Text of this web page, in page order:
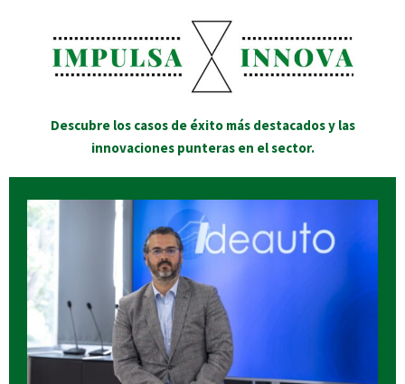
Descubre los casos de éxito más destacados y las
innovaciones punteras en el sector.